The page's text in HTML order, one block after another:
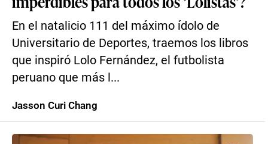
En el natalicio 111 del máximo ídolo de
Universitario de Deportes, traemos los libros
que inspiró Lolo Fernández, el futbolista
peruano que más l...
Jasson Curi Chang